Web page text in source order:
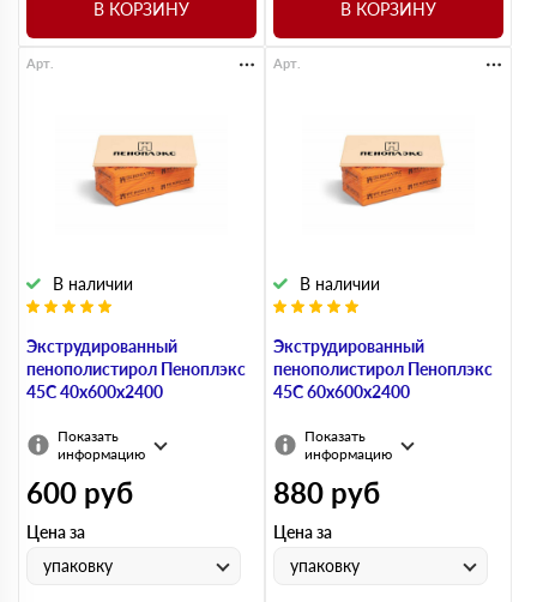
В КОРЗИНУ В КОРЗИНУ
Экструдированный
пенополистирол Пеноплэкс
45С 40х600х2400
В наличии
Арт.
Показать
информацию
600 руб
Цена за
упаковку
Экструдированный
пенополистирол Пеноплэкс
45С 60х600х2400
В наличии
Арт.
Показать
информацию
880 руб
Цена за
упаковку